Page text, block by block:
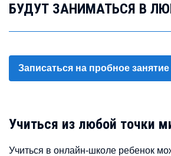
БУДУТ ЗАНИМАТЬСЯ В
Записаться на пробное занятие
Учиться из любой точки
Учиться в онлайн-школе ребенок